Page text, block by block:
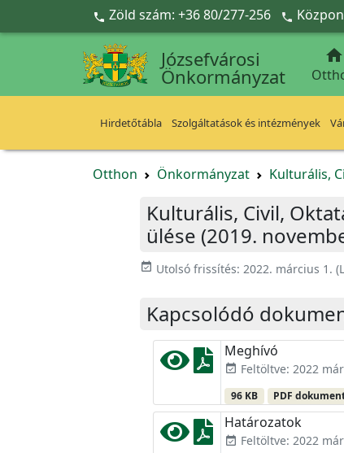
Ugrás a fő tartalomra
 Zöld szám: +36 80/277-256 
Józsefvárosi
Önkormányzat

Hirdetőtábla Szolgáltatások és intézmények
Otthon Önkormányzat Kulturális,
Kulturális, Civil,
ülése (2019.
event_available Utolsó frissítés: 2022. március 1.
Kapcsolódó
Meghívó
event_available Feltöltve: 2022
96 KB PDF
Határozatok
event_available Feltöltve: 2022